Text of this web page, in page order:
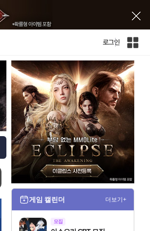
로그인
인
전
체
사
이
트
맵
게임 캘린더 더보기+
모집